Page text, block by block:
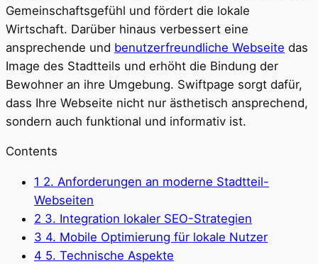
Gemeinschaftsgefühl und fördert die lokale
Wirtschaft. Darüber hinaus verbessert eine
ansprechende und benutzerfreundliche Webseite das
Image des Stadtteils und erhöht die Bindung der
Bewohner an ihre Umgebung. Swiftpage sorgt dafür,
dass Ihre Webseite nicht nur ästhetisch ansprechend,
sondern auch funktional und informativ ist.
Contents
1 2. Anforderungen an moderne Stadtteil-
Webseiten
2 3. Integration lokaler SEO-Strategien
3 4. Mobile Optimierung für lokale Nutzer
4 5. Technische Aspekte